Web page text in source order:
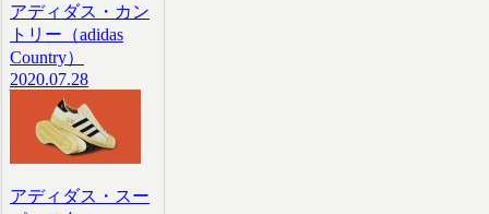
アディダス・カン
トリー（adidas
Country）
2020.07.28
アディダス・スー